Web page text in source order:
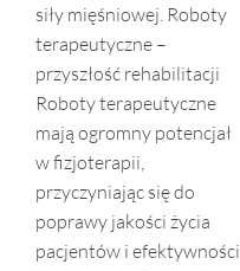
siły mięśniowej. Roboty
terapeutyczne –
przyszłość rehabilitacji
Roboty terapeutyczne
mają ogromny potencjał
w fizjoterapii,
przyczyniając się do
poprawy jakości życia
pacjentów i efektywności